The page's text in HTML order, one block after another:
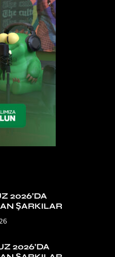
2026’DA
ŞARKILAR
2026’DA